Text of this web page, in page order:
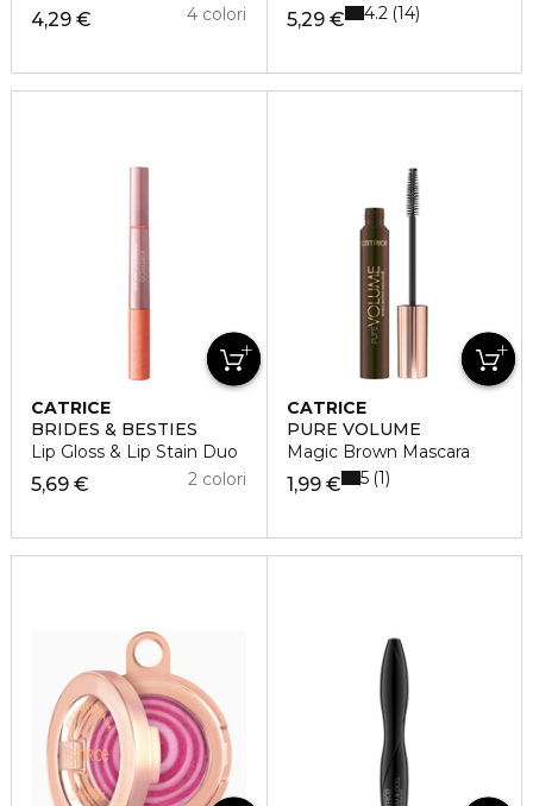
4,29 € 4 colori 5,29 € 4.2 14
CATRICE
BRIDES & BESTIES
Lip Gloss & Lip Stain Duo
5,69 € 2 colori
CATRICE
PURE VOLUME
Magic Brown Mascara
1,99 € 5 1